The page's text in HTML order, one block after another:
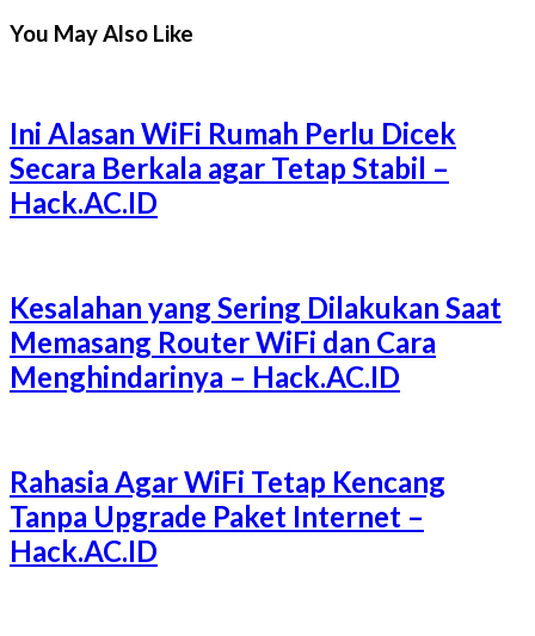
You May Also Like
Ini Alasan WiFi Rumah Perlu Dicek
Secara Berkala agar Tetap Stabil –
Hack.AC.ID
Kesalahan yang Sering Dilakukan Saat
Memasang Router WiFi dan Cara
Menghindarinya – Hack.AC.ID
Rahasia Agar WiFi Tetap Kencang
Tanpa Upgrade Paket Internet –
Hack.AC.ID